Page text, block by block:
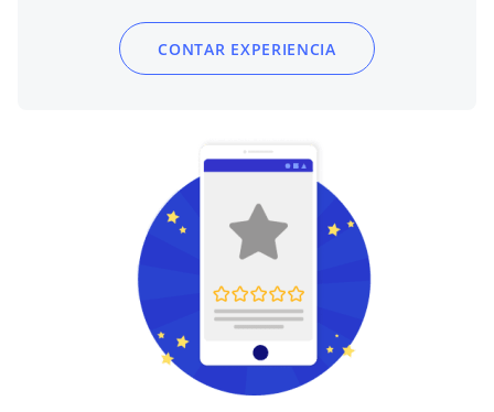
CONTAR EXPERIENCIA